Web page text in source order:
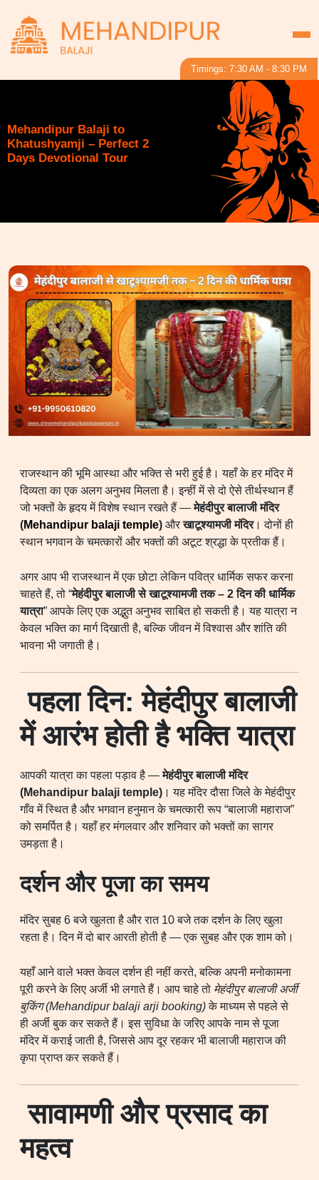
Timings: 7:30 AM - 8:30 PM
Mehandipur Balaji to
Khatushyamji – Perfect 2
Days Devotional Tour
राजस्थान की भूमि आस्था और भक्ति से भरी हुई है। यहाँ के हर मंदिर में
दिव्यता का एक अलग अनुभव मिलता है। इन्हीं में से दो ऐसे तीर्थस्थान हैं
जो भक्तों के हृदय में विशेष स्थान रखते हैं —मेहंदीपुर बालाजी मंदिर
(Mehandipur balaji temple) औरखाटूश्यामजी मंदिर। दोनों ही
स्थान भगवान के चमत्कारों और भक्तों की अटूट श्रद्धा के प्रतीक हैं।
अगर आप भी राजस्थान में एक छोटा लेकिन पवित्र धार्मिक सफर करना
चाहते हैं, तो “मेहंदीपुर बालाजी से खाटूश्यामजी तक – 2 दिन की धार्मिक
यात्रा” आपके लिए एक अद्भुत अनुभव साबित हो सकती है। यह यात्रा न
केवल भक्ति का मार्ग दिखाती है, बल्कि जीवन में विश्वास और शांति की
भावना भी जगाती है।
पहला दिन: मेहंदीपुर बालाजी
में आरंभ होती है भक्ति यात्रा
आपकी यात्रा का पहला पड़ाव है —मेहंदीपुर बालाजी मंदिर
(Mehandipur balaji temple) । यह मंदिर दौसा जिले के मेहंदीपुर
गाँव में स्थित है और भगवान हनुमान के चमत्कारी रूप “बालाजी महाराज”
को समर्पित है। यहाँ हर मंगलवार और शनिवार को भक्तों का सागर
उमड़ता है।
दर्शन और पूजा का समय
मंदिर सुबह 6 बजे खुलता है और रात 10 बजे तक दर्शन के लिए खुला
रहता है। दिन में दो बार आरती होती है — एक सुबह और एक शाम को।
यहाँ आने वाले भक्त केवल दर्शन ही नहीं करते, बल्कि अपनी मनोकामना
पूरी करने के लिए अर्जी भी लगाते हैं। आप चाहे तो मेहंदीपुर बालाजी अर्जी
बुकिंग (Mehandipur balaji arji booking)के माध्यम से पहले से
ही अर्जी बुक कर सकते हैं। इस सुविधा के जरिए आपके नाम से पूजा
मंदिर में कराई जाती है, जिससे आप दूर रहकर भी बालाजी महाराज की
कृपा प्राप्त कर सकते हैं।
सावामणी और प्रसाद का
महत्व